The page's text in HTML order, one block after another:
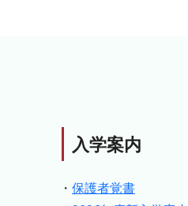
入学案内
・ 保護者覚書